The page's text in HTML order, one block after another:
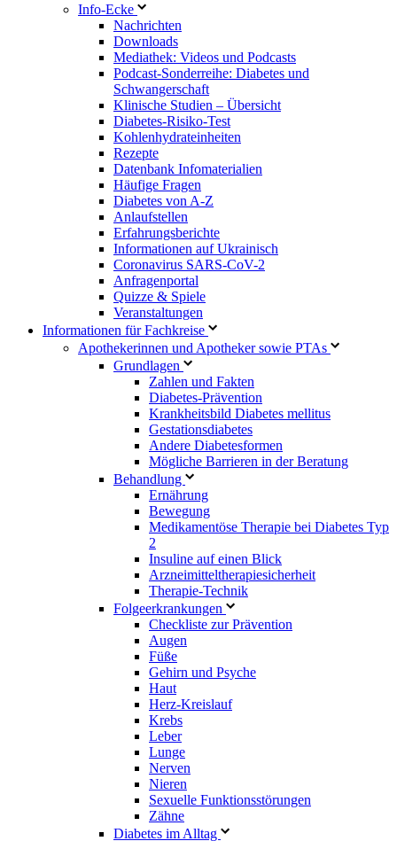
Info-Ecke
Nachrichten
Downloads
Mediathek: Videos und Podcasts
Podcast-Sonderreihe: Diabetes und
Schwangerschaft
Klinische Studien – Übersicht
Diabetes-Risiko-Test
Kohlenhydrateinheiten
Rezepte
Datenbank Infomaterialien
Häufige Fragen
Diabetes von A-Z
Anlaufstellen
Erfahrungsberichte
Informationen auf Ukrainisch
Coronavirus SARS-CoV-2
Anfragenportal
Quizze & Spiele
Veranstaltungen
Informationen für Fachkreise
Apothekerinnen und Apotheker sowie PTAs
Grundlagen
Zahlen und Fakten
Diabetes-Prävention
Krankheitsbild Diabetes mellitus
Gestationsdiabetes
Andere Diabetesformen
Mögliche Barrieren in der Beratung
Behandlung
Ernährung
Bewegung
Medikamentöse Therapie bei Diabetes Typ
2
Insuline auf einen Blick
Arzneimitteltherapie­sicherheit
Therapie-Technik
Fol­ge­er­kran­kun­gen
Checkliste zur Prävention
Augen
Füße
Gehirn und Psyche
Haut
Herz-Kreislauf
Krebs
Leber
Lunge
Nerven
Nieren
Sexuelle Funktionsstörungen
Zähne
Diabetes im Alltag